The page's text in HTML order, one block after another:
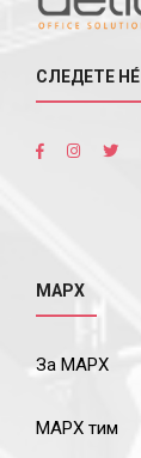
СЛЕДЕТЕ НÉ
МАРХ
За МАРХ
МАРХ тим